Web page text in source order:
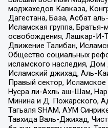
моджахедов Кавказа,
Дагестана, База, Асбат
Исламская группа, Братья-
освобождения, Лашкар-И-
Движение Талибан,
Общество социальных
исламского наследия,
Исламский джихад, Аль-
Правый сектор,
Нусра ли-Ахль аш-Шам,
Минина и Д. Пожарского,
Тагьаля SHAM, АУМ
Тавхида Валь-Джихад,